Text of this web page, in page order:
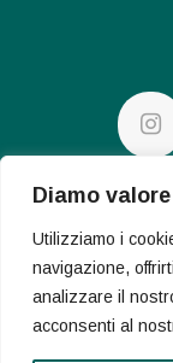
Diamo
Utilizziamo i
navigazione,
analizzare il
acconsenti al